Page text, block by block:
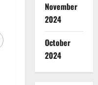
November
2024
October
2024